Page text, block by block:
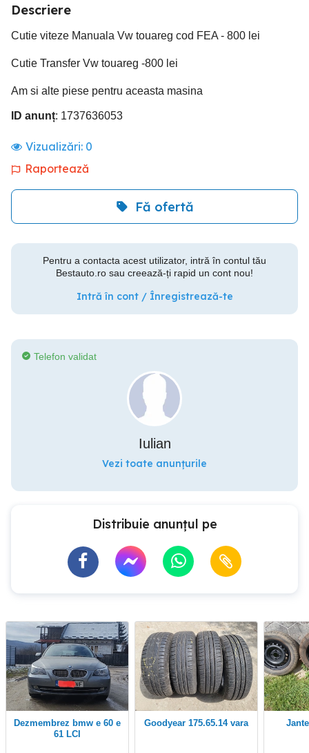
Descriere
Cutie viteze Manuala Vw touareg cod FEA - 800 lei
Cutie Transfer Vw touareg -800 lei
Am si alte piese pentru aceasta masina
ID anunț: 1737636053
Vizualizări: 0
Raportează
Fă ofertă
Pentru a contacta acest utilizator, intră în contul tău
Bestauto.ro sau creează-ți rapid un cont nou!
Intră în cont / Înregistrează-te
Telefon validat
Iulian
Vezi toate anunțurile
Distribuie anunțul pe
dezmembrez bmw e 60 e
61 LCI
Goodyear 175.65.14 vara